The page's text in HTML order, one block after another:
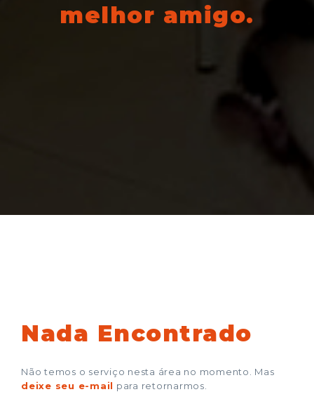
melhor amigo.
Nada Encontrado
Não temos o serviço nesta área no momento. Mas
deixe seu e-mail para retornarmos.